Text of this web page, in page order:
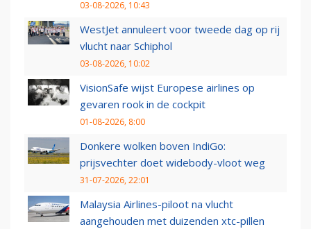
03-08-2026, 10:43
WestJet annuleert voor tweede dag op rij
vlucht naar Schiphol
03-08-2026, 10:02
VisionSafe wijst Europese airlines op
gevaren rook in de cockpit
01-08-2026, 8:00
Donkere wolken boven IndiGo:
prijsvechter doet widebody-vloot weg
31-07-2026, 22:01
Malaysia Airlines-piloot na vlucht
aangehouden met duizenden xtc-pillen